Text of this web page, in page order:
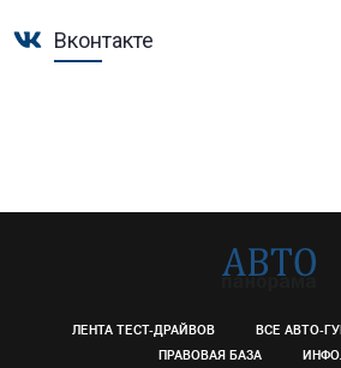
Вконтакте
ЛЕНТА ТЕСТ-ДРАЙВОВ ВСЕ АВТО-
ПРАВОВАЯ БАЗА